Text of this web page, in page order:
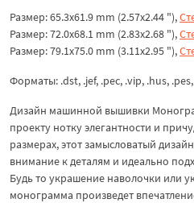
Размер: 65.3x61.9 mm (2.57x2.44 "),
Размер: 72.0x68.1 mm (2.83x2.68 "),
Размер: 79.1x75.0 mm (3.11x2.95 "),
Форматы: .dst, .jef, .pec, .vip, .hus,
Дизайн машинной вышивки
проекту нотку элегантности и
размерах, этот замысловатый
внимание к деталям и идеально
Будь то украшение наволочки или
монограмма произведет